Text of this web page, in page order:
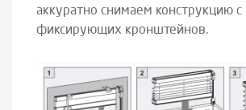
аккуратно снимаем конструкцию с
фиксирующих кронштейнов.